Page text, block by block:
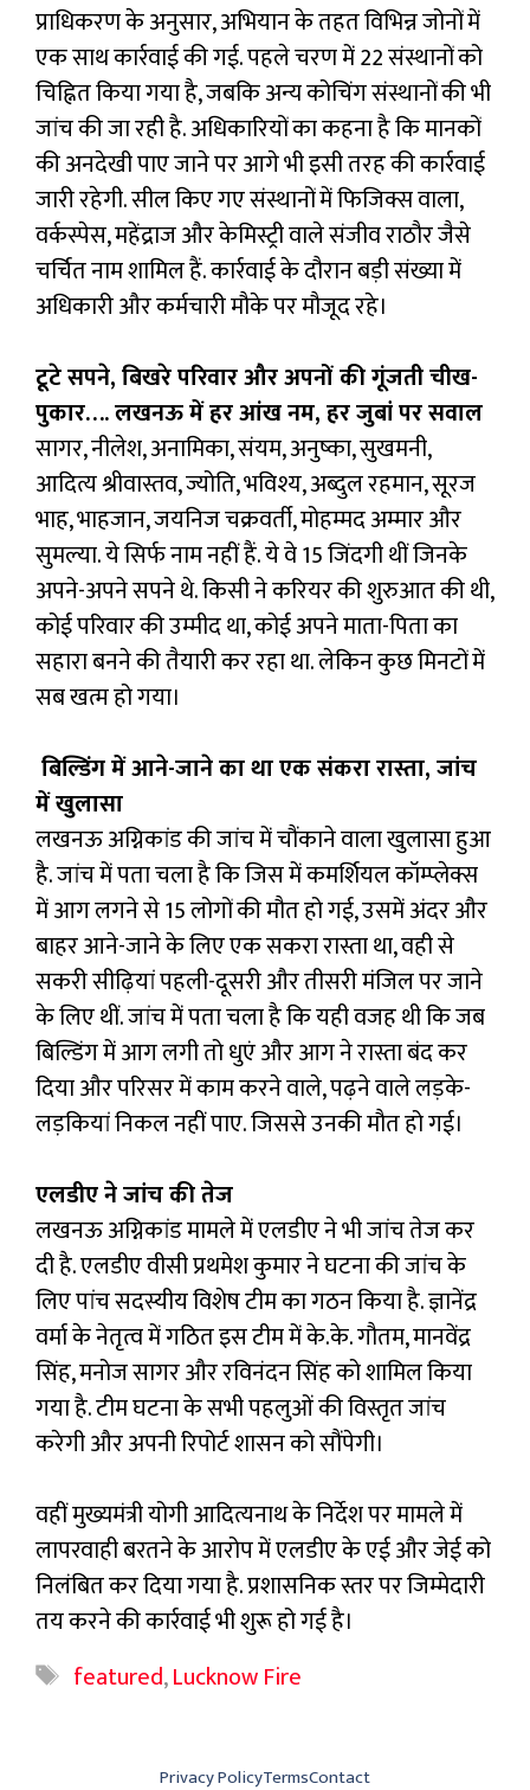
प्राधिकरण के अनुसार, अभियान के तहत विभिन्न जोनों में
एक साथ कार्रवाई की गई. पहले चरण में 22 संस्थानों को
चिह्नित किया गया है, जबकि अन्य कोचिंग संस्थानों की भी
जांच की जा रही है. अधिकारियों का कहना है कि मानकों
की अनदेखी पाए जाने पर आगे भी इसी तरह की कार्रवाई
जारी रहेगी. सील किए गए संस्थानों में फिजिक्स वाला,
वर्कस्पेस, महेंद्राज और केमिस्ट्री वाले संजीव राठौर जैसे
चर्चित नाम शामिल हैं. कार्रवाई के दौरान बड़ी संख्या में
अधिकारी और कर्मचारी मौके पर मौजूद रहे।
टूटे सपने, बिखरे परिवार और अपनों की गूंजती चीख-
पुकार…. लखनऊ में हर आंख नम, हर जुबां पर सवाल
सागर, नीलेश, अनामिका, संयम, अनुष्का, सुखमनी,
आदित्य श्रीवास्तव, ज्योति, भविश्य, अब्दुल रहमान, सूरज
भाह, भाहजान, जयनिज चक्रवर्ती, मोहम्मद अम्मार और
सुमल्या. ये सिर्फ नाम नहीं हैं. ये वे 15 जिंदगी थीं जिनके
अपने-अपने सपने थे. किसी ने करियर की शुरुआत की थी,
कोई परिवार की उम्मीद था, कोई अपने माता-पिता का
सहारा बनने की तैयारी कर रहा था. लेकिन कुछ मिनटों में
सब खत्म हो गया।
बिल्डिंग में आने-जाने का था एक संकरा रास्ता, जांच
में खुलासा
लखनऊ अग्निकांड की जांच में चौंकाने वाला खुलासा हुआ
है. जांच में पता चला है कि जिस में कमर्शियल कॉम्प्लेक्स
में आग लगने से 15 लोगों की मौत हो गई, उसमें अंदर और
बाहर आने-जाने के लिए एक सकरा रास्ता था, वही से
सकरी सीढ़ियां पहली-दूसरी और तीसरी मंजिल पर जाने
के लिए थीं. जांच में पता चला है कि यही वजह थी कि जब
बिल्डिंग में आग लगी तो धुएं और आग ने रास्ता बंद कर
दिया और परिसर में काम करने वाले, पढ़ने वाले लड़के-
लड़कियां निकल नहीं पाए. जिससे उनकी मौत हो गई।
एलडीए ने जांच की तेज
लखनऊ अग्निकांड मामले में एलडीए ने भी जांच तेज कर
दी है. एलडीए वीसी प्रथमेश कुमार ने घटना की जांच के
लिए पांच सदस्यीय विशेष टीम का गठन किया है. ज्ञानेंद्र
वर्मा के नेतृत्व में गठित इस टीम में के.के. गौतम, मानवेंद्र
सिंह, मनोज सागर और रविनंदन सिंह को शामिल किया
गया है. टीम घटना के सभी पहलुओं की विस्तृत जांच
करेगी और अपनी रिपोर्ट शासन को सौंपेगी।
वहीं मुख्यमंत्री योगी आदित्यनाथ के निर्देश पर मामले में
लापरवाही बरतने के आरोप में एलडीए के एई और जेई को
निलंबित कर दिया गया है. प्रशासनिक स्तर पर जिम्मेदारी
तय करने की कार्रवाई भी शुरू हो गई है।
Tags
featured,Lucknow Fire
Privacy PolicyTermsContact